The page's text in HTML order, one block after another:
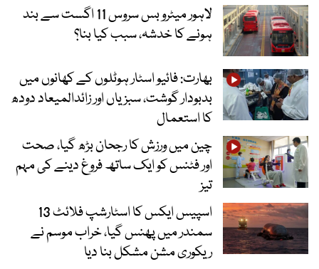
لاہور میٹرو بس سروس 11 اگست سے بند
ہونے کا خدشہ، سبب کیا بنا؟
بھارت: فائیو اسٹار ہوٹلوں کے کھانوں میں
بدبودار گوشت، سبزیاں اور زائدالمیعاد دودھ
کا استعمال
چین میں ورزش کا رجحان بڑھ گیا، صحت
اور فٹنس کو ایک ساتھ فروغ دینے کی مہم
تیز
اسپیس ایکس کا اسٹارشپ فلائٹ 13
سمندر میں پھنس گیا، خراب موسم نے
ریکوری مشن مشکل بنا دیا